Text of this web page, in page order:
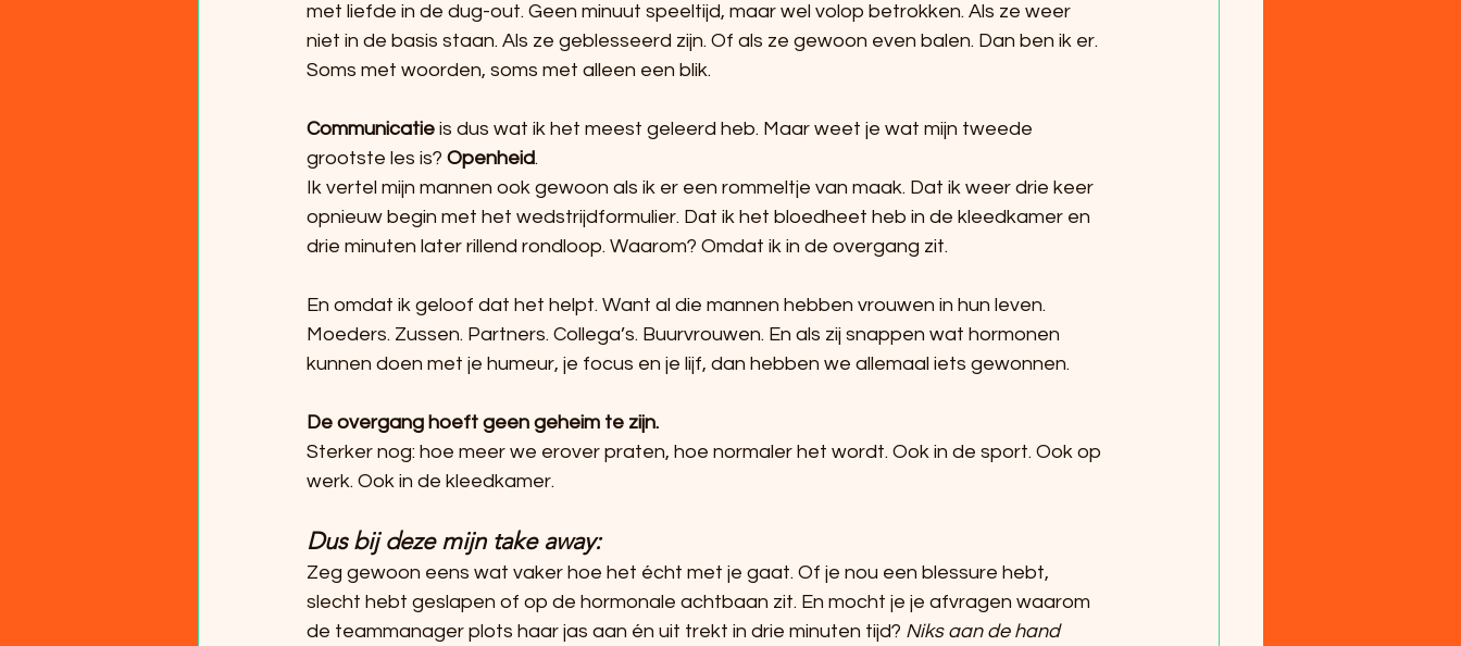
met liefde in de dug-out. Geen minuut speeltijd, maar wel volop betrokken. Als ze weer
niet in de basis staan. Als ze geblesseerd zijn. Of als ze gewoon even balen. Dan ben ik er.
Soms met woorden, soms met alleen een blik.
Communicatie is dus wat ik het meest geleerd heb. Maar weet je wat mijn tweede
grootste les is? Openheid.
Ik vertel mijn mannen ook gewoon als ik er een rommeltje van maak. Dat ik weer drie keer
opnieuw begin met het wedstrijdformulier. Dat ik het bloedheet heb in de kleedkamer en
drie minuten later rillend rondloop. Waarom? Omdat ik in de overgang zit.
En omdat ik geloof dat het helpt. Want al die mannen hebben vrouwen in hun leven.
Moeders. Zussen. Partners. Collega’s. Buurvrouwen. En als zij snappen wat hormonen
kunnen doen met je humeur, je focus en je lijf, dan hebben we allemaal iets gewonnen.
De overgang hoeft geen geheim te zijn.
Sterker nog: hoe meer we erover praten, hoe normaler het wordt. Ook in de sport. Ook op
werk. Ook in de kleedkamer.
Dus bij deze mijn take away:
Zeg gewoon eens wat vaker hoe het écht met je gaat. Of je nou een blessure hebt,
slecht hebt geslapen of op de hormonale achtbaan zit. En mocht je je afvragen waarom
de teammanager plots haar jas aan én uit trekt in drie minuten tijd? Niks aan de hand